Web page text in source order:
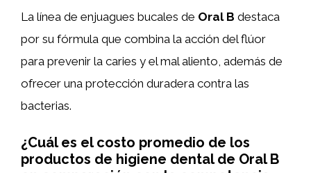
La línea de enjuagues bucales de Oral B destaca
por su fórmula que combina la acción del flúor
para prevenir la caries y el mal aliento, además de
ofrecer una protección duradera contra las
bacterias.
¿Cuál es el costo promedio de los
productos de higiene dental de Oral B